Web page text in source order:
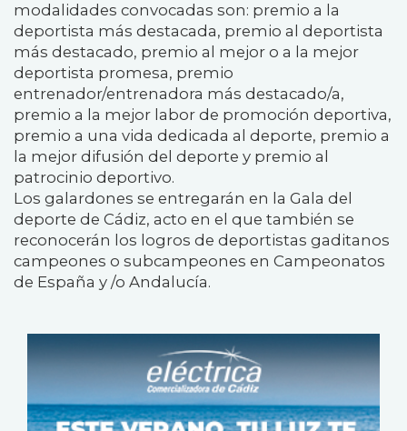
modalidades convocadas son: premio a la
deportista más destacada, premio al deportista
más destacado, premio al mejor o a la mejor
deportista promesa, premio
entrenador/entrenadora más destacado/a,
premio a la mejor labor de promoción deportiva,
premio a una vida dedicada al deporte, premio a
la mejor difusión del deporte y premio al
patrocinio deportivo.
Los galardones se entregarán en la Gala del
deporte de Cádiz, acto en el que también se
reconocerán los logros de deportistas gaditanos
campeones o subcampeones en Campeonatos
de España y /o Andalucía.